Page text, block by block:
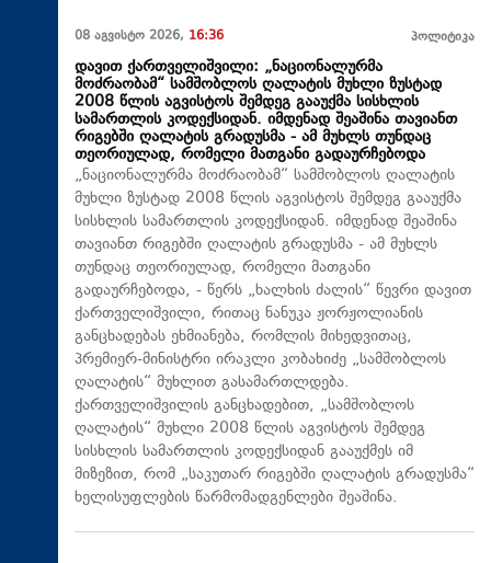
08 აგვისტო 2026, 16:36 პოლიტიკა
დავით ქართველიშვილი: „ნაციონალურმა
მოძრაობამ“ სამშობლოს ღალატის მუხლი ზუსტად
2008 წლის აგვისტოს შემდეგ გააუქმა სისხლის
სამართლის კოდექსიდან. იმდენად შეაშინა თავიანთ
რიგებში ღალატის გრადუსმა - ამ მუხლს თუნდაც
თეორიულად, რომელი მათგანი გადაურჩებოდა
„ნაციონალურმა მოძრაობამ“ სამშობლოს ღალატის
მუხლი ზუსტად 2008 წლის აგვისტოს შემდეგ გააუქმა
სისხლის სამართლის კოდექსიდან. იმდენად შეაშინა
თავიანთ რიგებში ღალატის გრადუსმა - ამ მუხლს
თუნდაც თეორიულად, რომელი მათგანი
გადაურჩებოდა, - წერს „ხალხის ძალის“ წევრი დავით
ქართველიშვილი, რითაც ნანუკა ჟორჟოლიანის
განცხადებას ეხმიანება, რომლის მიხედვითაც,
პრემიერ-მინისტრი ირაკლი კობახიძე „სამშობლოს
ღალატის“ მუხლით გასამართლდება.
ქართველიშვილის განცხადებით, „სამშობლოს
ღალატის“ მუხლი 2008 წლის აგვისტოს შემდეგ
სისხლის სამართლის კოდექსიდან გააუქმეს იმ
მიზეზით, რომ „საკუთარ რიგებში ღალატის გრადუსმა“
ხელისუფლების წარმომადგენლები შეაშინა.